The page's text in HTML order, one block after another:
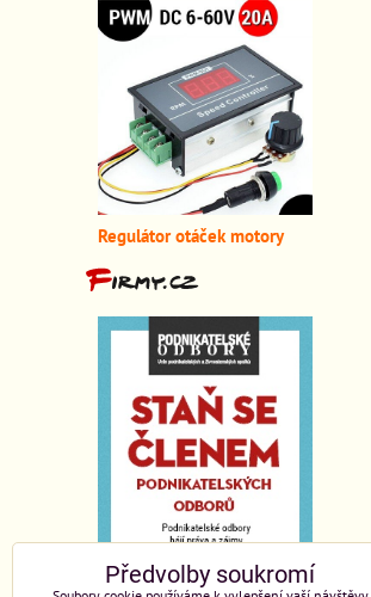
Regulátor otáček motory
Předvolby soukromí